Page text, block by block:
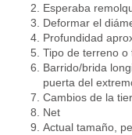
Esperaba
Deformar el
Profundidad
Tipo de terreno o
Barrido/brida
puerta del
Cambios de la
Net
Actual tamaño,